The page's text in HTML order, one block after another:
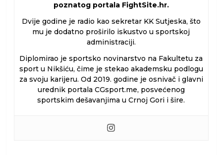
poznatog portala FightSite.hr.
Dvije godine je radio kao sekretar KK Sutjeska, što
mu je dodatno proširilo iskustvo u sportskoj
administraciji.
Diplomirao je sportsko novinarstvo na Fakultetu za
sport u Nikšiću, čime je stekao akademsku podlogu
za svoju karijeru. Od 2019. godine je osnivač i glavni
urednik portala CGsport.me, posvećenog
sportskim dešavanjima u Crnoj Gori i šire.